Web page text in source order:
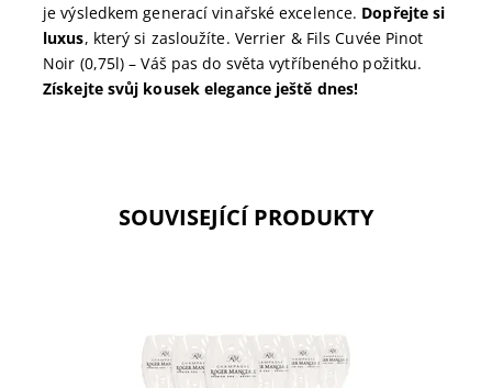
je výsledkem generací vinařské excelence. Dopřejte si
luxus, který si zasloužíte. Verrier & Fils Cuvée Pinot
Noir (0,75l) – Váš pas do světa vytříbeného požitku.
Získejte svůj kousek elegance ještě dnes!
SOUVISEJÍCÍ PRODUKTY
Sada 6ti skleniček ROGER MANCEAUX 16cl.
Tulipánové skleničky na šampaňské. Vychutnejte si